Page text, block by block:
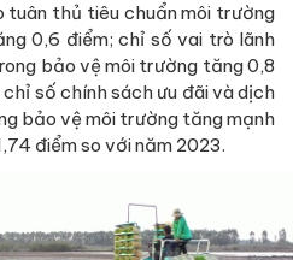
thủ tiêu chuẩn môi trường
0,6 điểm; chỉ số vai trò lãnh
bảo vệ môi trường tăng 0,8
số chính sách ưu đãi và dịch
bảo vệ môi trường tăng mạnh
điểm so với năm 2023.